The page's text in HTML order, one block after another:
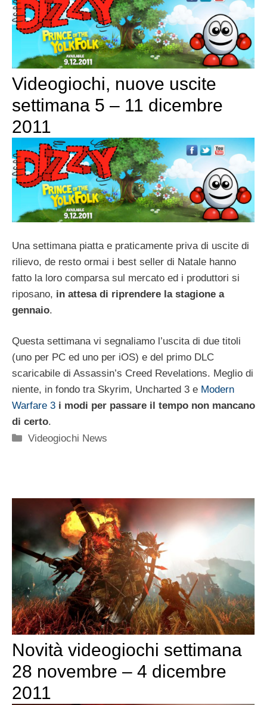
Videogiochi, nuove uscite
settimana 5 – 11 dicembre
2011
Una settimana piatta e praticamente priva di uscite di
rilievo, de resto ormai i best seller di Natale hanno
fatto la loro comparsa sul mercato ed i produttori si
riposano, in attesa di riprendere la stagione a
gennaio.
Questa settimana vi segnaliamo l’uscita di due titoli
(uno per PC ed uno per iOS) e del primo DLC
scaricabile di Assassin’s Creed Revelations. Meglio di
niente, in fondo tra Skyrim, Uncharted 3 e Modern
Warfare 3 i modi per passare il tempo non mancano
di certo.
Categorie
Videogiochi News
Novità videogiochi settimana
28 novembre – 4 dicembre
2011